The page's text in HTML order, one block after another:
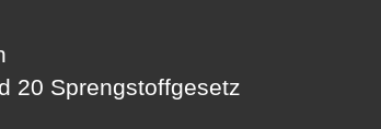
20 Sprengstoffgesetz